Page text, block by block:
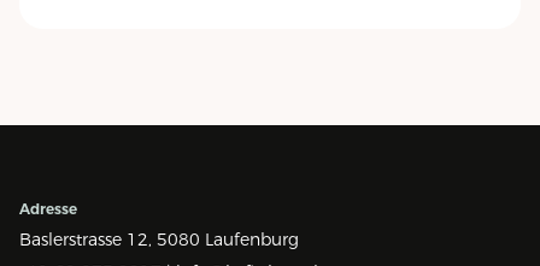
Adresse
Baslerstrasse 12, 5080 Laufenburg